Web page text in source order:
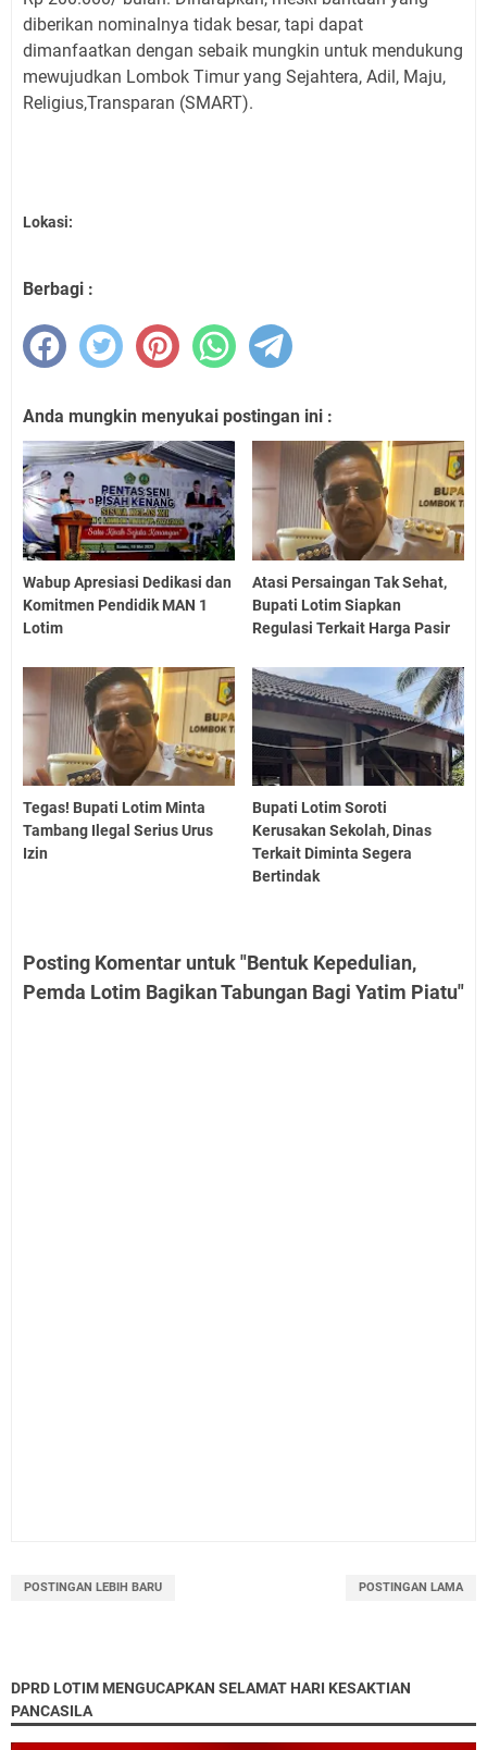
diberikan nominalnya tidak besar, tapi dapat
dimanfaatkan dengan sebaik mungkin untuk mendukung
mewujudkan Lombok Timur yang Sejahtera, Adil, Maju,
Religius,Transparan (SMART).
Lokasi:
Berbagi :
Anda mungkin menyukai postingan ini :
Wabup Apresiasi Dedikasi dan
Komitmen Pendidik MAN 1
Lotim
Atasi Persaingan Tak Sehat,
Bupati Lotim Siapkan
Regulasi Terkait Harga Pasir
Tegas! Bupati Lotim Minta
Tambang Ilegal Serius Urus
Izin
Bupati Lotim Soroti
Kerusakan Sekolah, Dinas
Terkait Diminta Segera
Bertindak
Posting Komentar untuk "Bentuk Kepedulian,
Pemda Lotim Bagikan Tabungan Bagi Yatim Piatu"
POSTINGAN LEBIH BARU POSTINGAN LAMA
DPRD LOTIM MENGUCAPKAN SELAMAT HARI KESAKTIAN
PANCASILA